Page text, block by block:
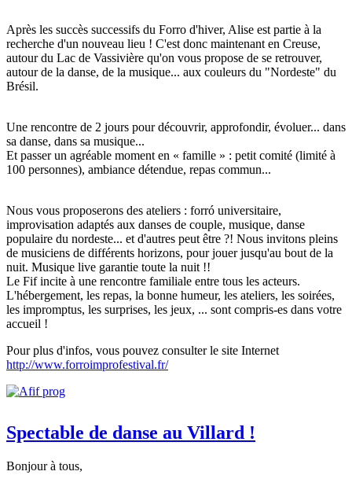
Après les succès successifs du Forro d'hiver, Alise est partie à la
recherche d'un nouveau lieu ! C'est donc maintenant en Creuse,
autour du Lac de Vassivière qu'on vous propose de se retrouver,
autour de la danse, de la musique... aux couleurs du "Nordeste" du
Brésil.
Une rencontre de 2 jours pour découvrir, approfondir, évoluer... dans
sa danse, dans sa musique...
Et passer un agréable moment en « famille » : petit comité (limité à
100 personnes), ambiance détendue, repas commun...
Nous vous proposerons des ateliers : forró universitaire,
improvisation adaptés aux danses de couple, musique, danse
populaire du nordeste... et d'autres peut être ?! Nous invitons pleins
de musiciens de différents horizons, pour jouer jusqu'au bout de la
nuit. Musique live garantie toute la nuit !!
Le Fif incite à une rencontre familiale entre tous les acteurs.
L'hébergement, les repas, la bonne humeur, les ateliers, les soirées,
les impromptus, les surprises, les jeux, ... sont compris-es dans votre
accueil !
Pour plus d'infos, vous pouvez consulter le site Internet
http://www.forroimprofestival.fr/
Spectable de danse au Villard !
Bonjour à tous,